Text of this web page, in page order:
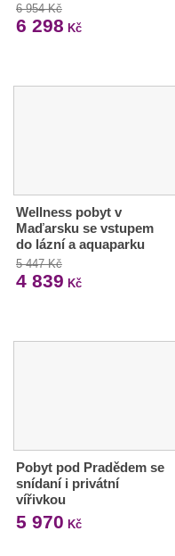
6 954 Kč
6 298 Kč
Wellness pobyt v
Maďarsku se vstupem
do lázní a aquaparku
5 447 Kč
4 839 Kč
Pobyt pod Pradědem se
snídaní i privátní
vířivkou
5 970 Kč